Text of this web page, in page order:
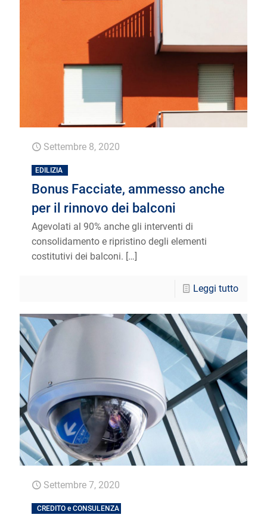
Settembre 8, 2020
EDILIZIA
Bonus Facciate, ammesso anche
per il rinnovo dei balconi
Agevolati al 90% anche gli interventi di
consolidamento e ripristino degli elementi
costitutivi dei balconi. […]
Leggi tutto
Settembre 7, 2020
CREDITO e CONSULENZA